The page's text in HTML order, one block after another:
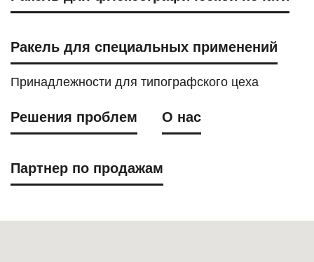
Ракель для специальных применений
Принадлежности для типографского цеха
Решения проблем О нас
Партнер по продажам